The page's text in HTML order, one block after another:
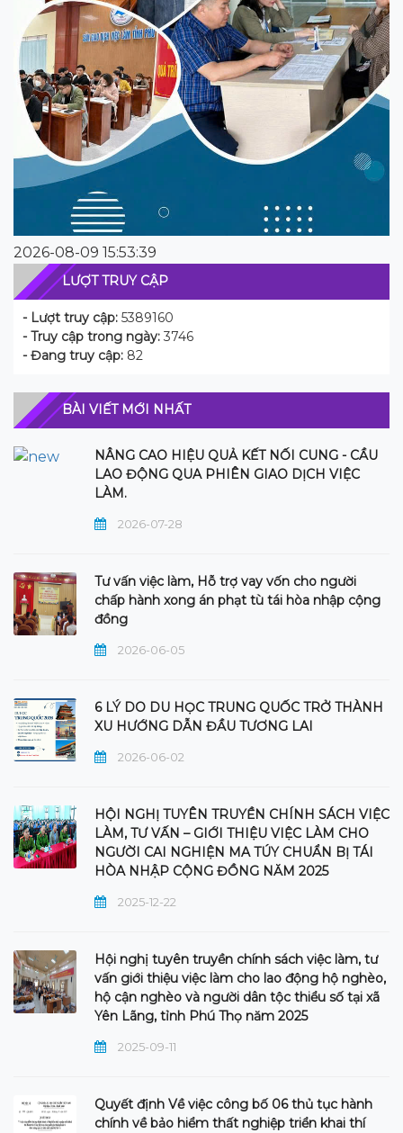
2026-08-09 15:53:39
LƯỢT TRUY CẬP
- Lượt truy cập: 5389160
- Truy cập trong ngày: 3746
- Đang truy cập: 82
BÀI VIẾT MỚI NHẤT
NÂNG CAO HIỆU QUẢ KẾT NỐI CUNG - CẦU
LAO ĐỘNG QUA PHIÊN GIAO DỊCH VIỆC
LÀM.
2026-07-28
Tư vấn việc làm, Hỗ trợ vay vốn cho người
chấp hành xong án phạt tù tái hòa nhập cộng
đồng
2026-06-05
6 LÝ DO DU HỌC TRUNG QUỐC TRỞ THÀNH
XU HƯỚNG DẪN ĐẦU TƯƠNG LAI
2026-06-02
HỘI NGHỊ TUYÊN TRUYỀN CHÍNH SÁCH VIỆC
LÀM, TƯ VẤN – GIỚI THIỆU VIỆC LÀM CHO
NGƯỜI CAI NGHIỆN MA TÚY CHUẨN BỊ TÁI
HÒA NHẬP CỘNG ĐỒNG NĂM 2025
2025-12-22
Hội nghị tuyên truyền chính sách việc làm, tư
vấn giới thiệu việc làm cho lao động hộ nghèo,
hộ cận nghèo và người dân tộc thiểu số tại xã
Yên Lãng, tỉnh Phú Thọ năm 2025
2025-09-11
Quyết định Về việc công bố 06 thủ tục hành
chính về bảo hiểm thất nghiệp triển khai thí